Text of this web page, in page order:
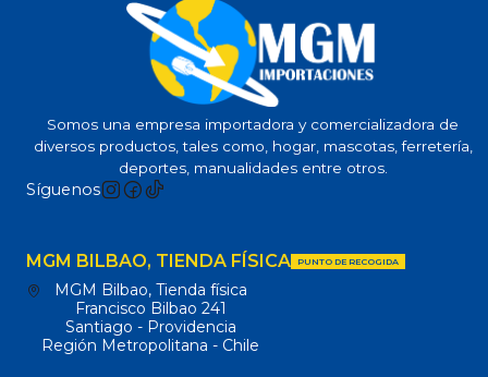
Somos una empresa importadora y comercializadora de
diversos productos, tales como, hogar, mascotas, ferretería,
deportes, manualidades entre otros.
Síguenos
MGM BILBAO, TIENDA FÍSICA PUNTO DE RECOGIDA
MGM Bilbao, Tienda física
Francisco Bilbao 241
Santiago - Providencia
Región Metropolitana - Chile